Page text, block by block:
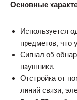
Основные
Используется
предметов, что
Сигнал об
наушники.
Отстройка от
линий связи,